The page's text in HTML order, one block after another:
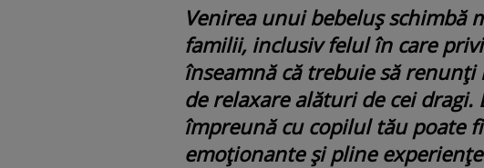
Venirea unui bebeluș schimbă
familii, inclusiv felul în care
înseamnă că trebuie să
de relaxare alături de cei
împreună cu copilul tău poate
emoționante și pline